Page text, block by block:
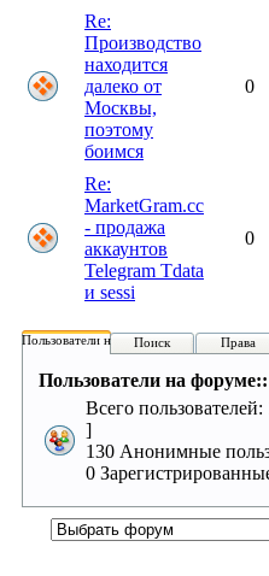
Re:
Производство
находится
далеко от
Москвы,
поэтому
боимся
0
Re:
MarketGram.cc
- продажа
аккаунтов
Telegram Tdata
и sessi
0
Пользователи на форуме:
Поиск Права
Пользователи на
Всего
]
130 Анонимные
0